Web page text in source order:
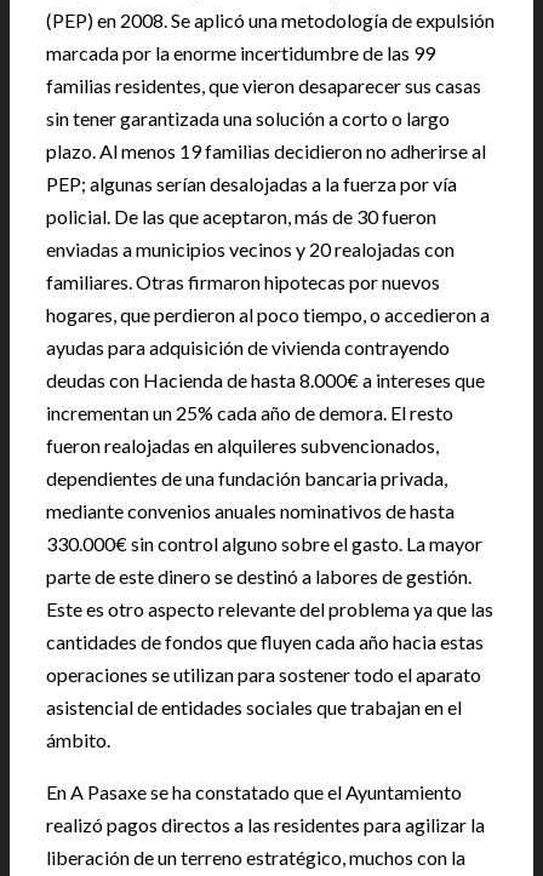
(PEP) en 2008. Se aplicó una metodología de expulsión
marcada por la enorme incertidumbre de las 99
familias residentes, que vieron desaparecer sus casas
sin tener garantizada una solución a corto o largo
plazo. Al menos 19 familias decidieron no adherirse al
PEP; algunas serían desalojadas a la fuerza por vía
policial. De las que aceptaron, más de 30 fueron
enviadas a municipios vecinos y 20 realojadas con
familiares. Otras firmaron hipotecas por nuevos
hogares, que perdieron al poco tiempo, o accedieron a
ayudas para adquisición de vivienda contrayendo
deudas con Hacienda de hasta 8.000€ a intereses que
incrementan un 25% cada año de demora. El resto
fueron realojadas en alquileres subvencionados,
dependientes de una fundación bancaria privada,
mediante convenios anuales nominativos de hasta
330.000€ sin control alguno sobre el gasto. La mayor
parte de este dinero se destinó a labores de gestión.
Este es otro aspecto relevante del problema ya que las
cantidades de fondos que fluyen cada año hacia estas
operaciones se utilizan para sostener todo el aparato
asistencial de entidades sociales que trabajan en el
ámbito.
En A Pasaxe se ha constatado que el Ayuntamiento
realizó pagos directos a las residentes para agilizar la
liberación de un terreno estratégico, muchos con la